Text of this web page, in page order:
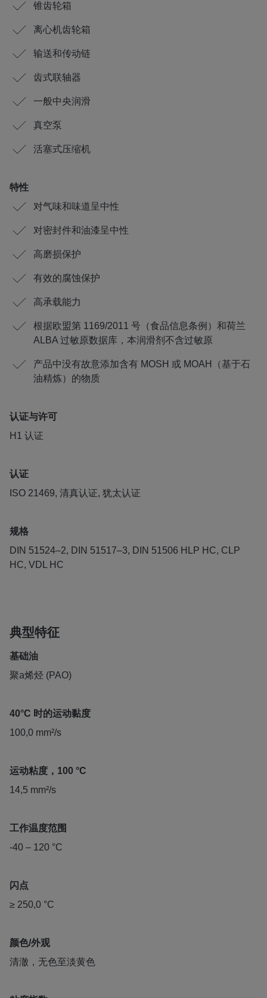
锥齿轮箱
离心机齿轮箱
输送和传动链
齿式联轴器
一般中央润滑
真空泵
活塞式压缩机
特性
对气味和味道呈中性
对密封件和油漆呈中性
高磨损保护
有效的腐蚀保护
高承载能力
根据欧盟第 1169/2011 号（食品信息条例）和荷兰
ALBA 过敏原数据库，本润滑剂不含过敏原
产品中没有故意添加含有 MOSH 或 MOAH（基于石
油精炼）的物质
认证与许可
H1 认证
认证
ISO 21469, 清真认证, 犹太认证
规格
DIN 51524–2, DIN 51517–3, DIN 51506 HLP HC, CLP
HC, VDL HC
典型特征
基础油
聚a烯烃 (PAO)
40°C 时的运动黏度
100,0 mm²/s
运动粘度，100 °C
14,5 mm²/s
工作温度范围
-40 – 120 °C
闪点
≥ 250,0 °C
颜色/外观
清澈，无色至淡黄色